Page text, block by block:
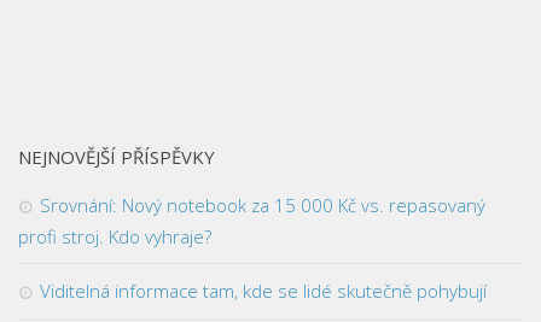
NEJNOVĚJŠÍ PŘÍSPĚVKY
Srovnání: Nový notebook za 15 000 Kč vs. repasovaný
profi stroj. Kdo vyhraje?
Viditelná informace tam, kde se lidé skutečně pohybují